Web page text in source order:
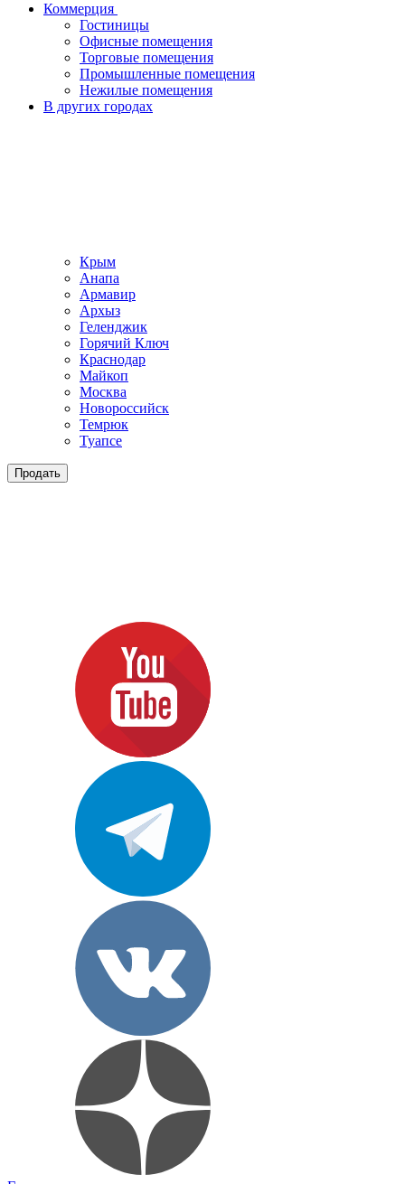
Коммерция
Гостиницы
Офисные помещения
Торговые помещения
Промышленные помещения
Нежилые помещения
В других городах
Крым
Анапа
Армавир
Архыз
Геленджик
Горячий Ключ
Краснодар
Майкоп
Москва
Новороссийск
Темрюк
Туапсе
Продать